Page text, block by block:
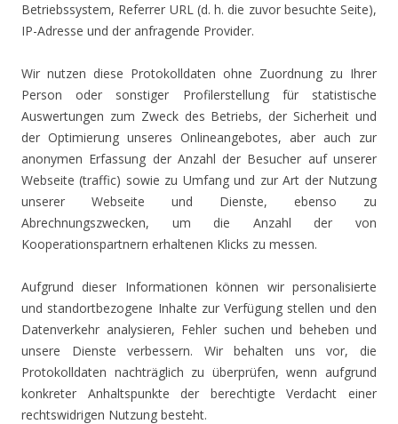
Betriebssystem, Referrer URL (d. h. die zuvor besuchte Seite),
IP-Adresse und der anfragende Provider.
Wir nutzen diese Protokolldaten ohne Zuordnung zu Ihrer
Person oder sonstiger Profilerstellung für statistische
Auswertungen zum Zweck des Betriebs, der Sicherheit und
der Optimierung unseres Onlineangebotes, aber auch zur
anonymen Erfassung der Anzahl der Besucher auf unserer
Webseite (traffic) sowie zu Umfang und zur Art der Nutzung
unserer Webseite und Dienste, ebenso zu
Abrechnungszwecken, um die Anzahl der von
Kooperationspartnern erhaltenen Klicks zu messen.
Aufgrund dieser Informationen können wir personalisierte
und standortbezogene Inhalte zur Verfügung stellen und den
Datenverkehr analysieren, Fehler suchen und beheben und
unsere Dienste verbessern. Wir behalten uns vor, die
Protokolldaten nachträglich zu überprüfen, wenn aufgrund
konkreter Anhaltspunkte der berechtigte Verdacht einer
rechtswidrigen Nutzung besteht.